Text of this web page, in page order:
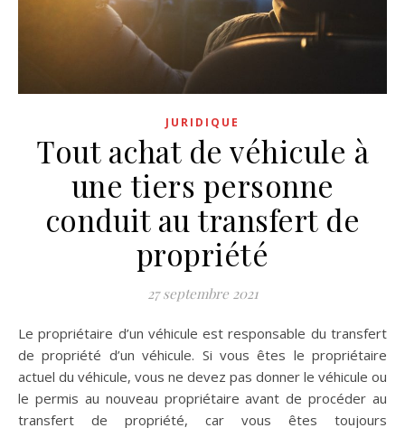
JURIDIQUE
Tout achat de véhicule à
une tiers personne
conduit au transfert de
propriété
27 septembre 2021
Le propriétaire d’un véhicule est responsable du transfert
de propriété d’un véhicule. Si vous êtes le propriétaire
actuel du véhicule, vous ne devez pas donner le véhicule ou
le permis au nouveau propriétaire avant de procéder au
transfert de propriété, car vous êtes toujours